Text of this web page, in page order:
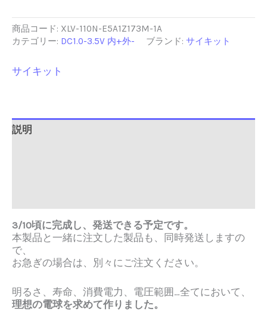
商品コード: XLV-110N-E5A1Z173M-1A
カテゴリー: DC1.0-3.5V 内+外- ブランド: サイキット
サイキット
説明
3/10頃に完成し、発送できる予定です。
本製品と一緒に注文した製品も、同時発送しますの
で、
お急ぎの場合は、別々にご注文ください。
明るさ、寿命、消費電力、電圧範囲…全てにおいて、
理想の電球を求めて作りました。